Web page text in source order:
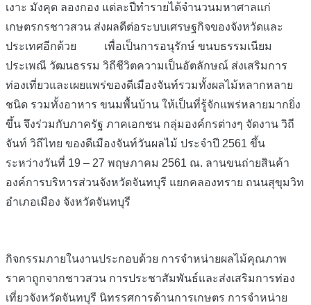
เงาะ มังคุด ลองกอง แต่ละปีทำรายได้จำนวนมหาศาลแก่
เกษตรกรชาวสวน ส่งผลดีต่อระบบเศรษฐกิจของจังหวัดและ
ประเทศอีกด้วย เพื่อเป็นการอนุรักษ์ ขนบธรรมเนียม
ประเพณี วัฒนธรรม วิถีชีวิตความเป็นอัตลักษณ์ ส่งเสริมการ
ท่องเที่ยวและเผยแพร่ของดีเมืองจันท์รวมทั้งผลไม้หลากหลาย
ชนิด รวมทั้งอาหาร ขนมพื้นบ้าน ให้เป็นที่รู้จักแพร่หลายมากยิ่ง
ขึ้น จึงร่วมกับภาครัฐ ภาคเอกชน กลุ่มองค์กรต่างๆ จัดงาน วิถี
จันท์ วิถีไทย ของดีเมืองจันท์วันผลไม้ ประจำปี 2561 ขึ้น
ระหว่างวันที่ 19 – 27 พฤษภาคม 2561 ณ. ลานขนถ่ายสินค้า
องค์การบริหารส่วนจังหวัดจันทบุรี แยกคลองทราย ถนนสุขุมวิท
อำเภอเมือง จังหวัดจันทบุรี
กิจกรรมภายในงานประกอบด้วย การจำหน่ายผลไม้คุณภาพ
ราคาถูกจากชาวสวน การประชาสัมพันธ์และส่งเสริมการท่อง
เที่ยวจังหวัดจันทบุรี นิทรรศการด้านการเกษตร การจำหน่าย